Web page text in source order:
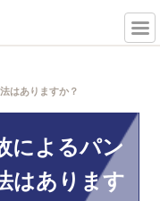
はありますか？
によるパン
はあります